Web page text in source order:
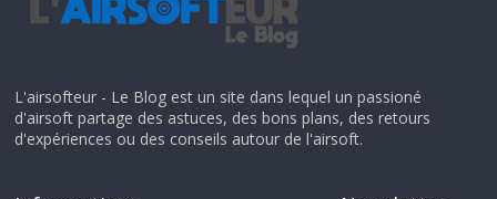
L'airsofteur - Le Blog est un site dans lequel un passioné
d'airsoft partage des astuces, des bons plans, des retours
d'expériences ou des conseils autour de l'airsoft.